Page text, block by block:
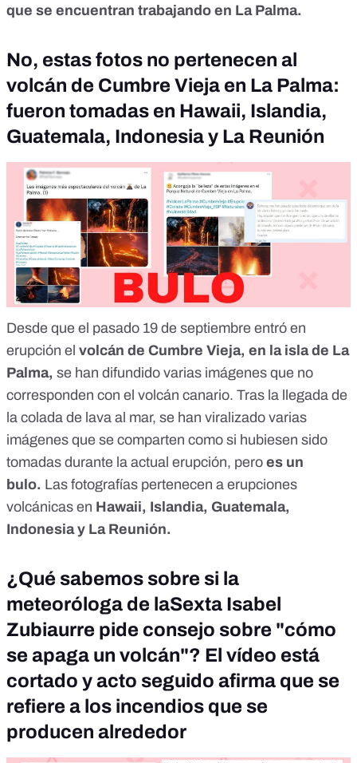
que se encuentran trabajando en La Palma.
No, estas fotos no pertenecen al
volcán de Cumbre Vieja en La Palma:
fueron tomadas en Hawaii, Islandia,
Guatemala, Indonesia y La Reunión
Desde que el pasado 19 de septiembre entró en
erupción el volcán de Cumbre Vieja, en la isla de La
Palma, se han difundido varias imágenes que no
corresponden con el volcán canario. Tras la llegada de
la colada de lava al mar, se han viralizado varias
imágenes que se comparten como si hubiesen sido
tomadas durante la actual erupción, pero es un
bulo. Las fotografías pertenecen a erupciones
volcánicas en Hawaii, Islandia, Guatemala,
Indonesia y La Reunión.
¿Qué sabemos sobre si la
meteoróloga de laSexta Isabel
Zubiaurre pide consejo sobre "cómo
se apaga un volcán"? El vídeo está
cortado y acto seguido afirma que se
refiere a los incendios que se
producen alrededor